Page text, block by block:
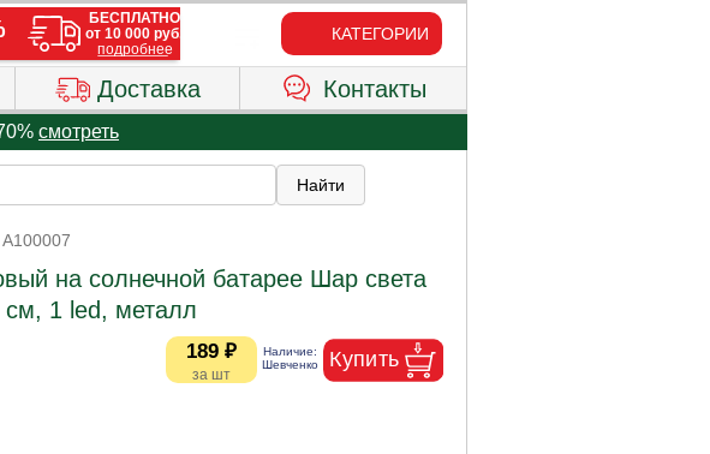
КАТЕГОРИИ
Доставка Контакты
смотреть
на солнечной батарее Шар света
1 led, металл
189 ₽